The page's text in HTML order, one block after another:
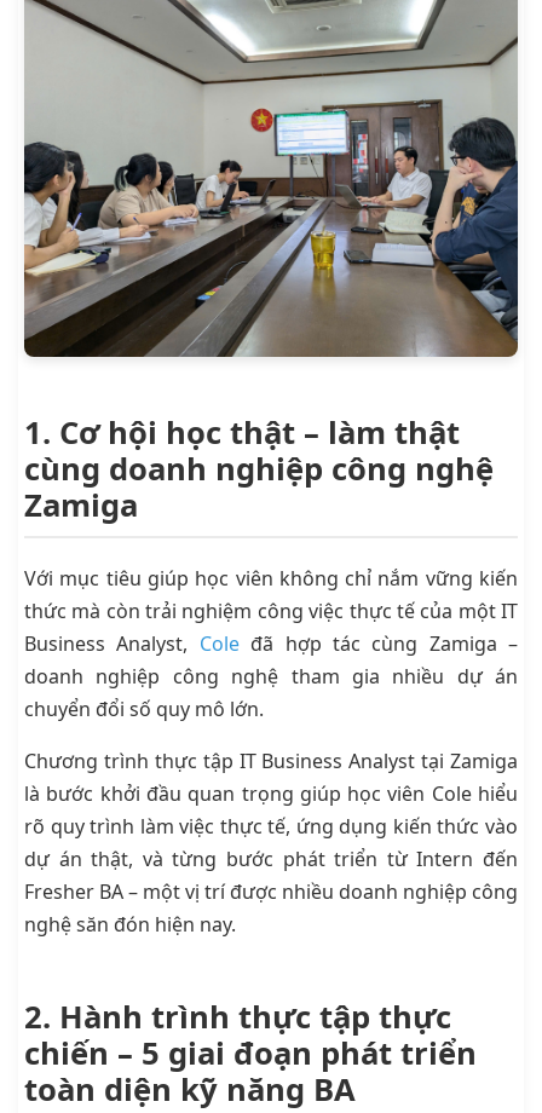
1. Cơ hội học thật – làm thật
cùng doanh nghiệp công nghệ
Zamiga
Với mục tiêu giúp học viên không chỉ nắm vững kiến
thức mà còn trải nghiệm công việc thực tế của một IT
Business Analyst, Coleđã hợp tác cùng Zamiga –
doanh nghiệp công nghệ tham gia nhiều dự án
chuyển đổi số quy mô lớn.
Chương trình thực tập IT Business Analyst tại Zamiga
là bước khởi đầu quan trọng giúp học viên Cole hiểu
rõ quy trình làm việc thực tế, ứng dụng kiến thức vào
dự án thật, và từng bước phát triển từ Intern đến
Fresher BA – một vị trí được nhiều doanh nghiệp công
nghệ săn đón hiện nay.
2. Hành trình thực tập thực
chiến – 5 giai đoạn phát triển
toàn diện kỹ năng BA